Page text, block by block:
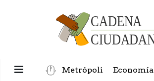
Metrópoli Economía